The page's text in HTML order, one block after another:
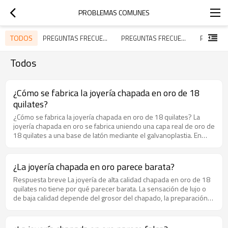
PROBLEMAS COMUNES
TODOS PREGUNTAS FRECUENTES DE LA EMPRESA HENGDIAN PREGUNTAS FRECUENTES SOBRE EL SERVICIO DE HENGDIAN
Todos
¿Cómo se fabrica la joyería chapada en oro de 18
quilates?
¿Cómo se fabrica la joyería chapada en oro de 18 quilates? La
joyería chapada en oro se fabrica uniendo una capa real de oro de
18 quilates a una base de latón mediante el galvanoplastia. En
Shanwei, Guangdong. Paso 1: La base de latón Comienza con un
componente de latón conformado por fundición o estampado, y
luego pulido hasta obtener una superficie lisa y lista para espejo.
Una base limpia y uniforme es lo que permite que la capa de oro
se asiente plana y luzca refinada. Paso 2: Limpieza y preparación
¿La joyería chapada en oro parece barata?
Respuesta breve La joyería de alta calidad chapada en oro de 18
quilates no tiene por qué parecer barata. La sensación de lujo o
de baja calidad depende del grosor del chapado, la preparación
Grosor del chapado. Una capa de 18 quilates de 0,1-0,3 micras